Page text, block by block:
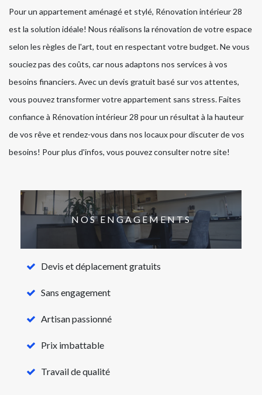
Pour un appartement aménagé et stylé, Rénovation intérieur 28
est la solution idéale! Nous réalisons la rénovation de votre espace
selon les règles de l'art, tout en respectant votre budget. Ne vous
souciez pas des coûts, car nous adaptons nos services à vos
besoins financiers. Avec un devis gratuit basé sur vos attentes,
vous pouvez transformer votre appartement sans stress. Faites
confiance à Rénovation intérieur 28 pour un résultat à la hauteur
de vos rêve et rendez-vous dans nos locaux pour discuter de vos
besoins! Pour plus d'infos, vous pouvez consulter notre site!
NOS ENGAGEMENTS
Devis et déplacement gratuits
Sans engagement
Artisan passionné
Prix imbattable
Travail de qualité